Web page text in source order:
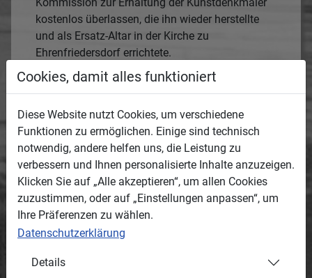
kostenlos überlassen, die ihn wieder herstellte
und als Ersatz-Altar in der Kirche zu
Ehrenfriedersdorf errichtete.
Entstanden:
entstanden ist.
1900
ca. 1900
Ort:
Ortsbeschreibung, wo das Medium entstanden
ist.
Kirche in Landwüst
Cookies, damit alles funktioniert
Diese Website nutzt Cookies, um verschiedene
Funktionen zu ermöglichen. Einige sind technisch
notwendig, andere helfen uns, die Leistung zu
verbessern und Ihnen personalisierte Inhalte anzuzeigen.
Klicken Sie auf „Alle akzeptieren“, um allen Cookies
zuzustimmen, oder auf „Einstellungen anpassen“, um
Ihre Präferenzen zu wählen.
Datenschutzerklärung
Details